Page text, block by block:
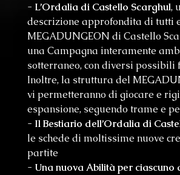
- L’Ordalia di Castello Scarghul,
descrizione approfondita di tutti
MEGADUNGEON di Castello
una Campagna interamente
sotterraneo, con diversi
Inoltre, la struttura del
vi permetteranno di giocare e
espansione, seguendo trame e
- Il Bestiario dell’Ordalia di
le schede di moltissime nuove
partite
- Una nuova Abilità per ciascuno